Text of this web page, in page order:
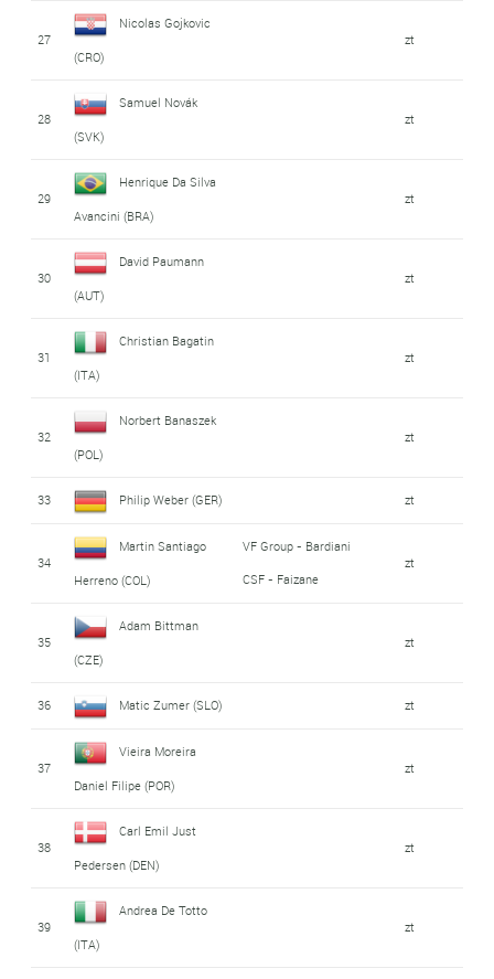
27
Nicolas Gojkovic
(CRO)
zt
28
Samuel Novák
(SVK)
zt
29
Henrique Da Silva
Avancini (BRA)
zt
30
David Paumann
(AUT)
zt
31
Christian Bagatin
(ITA)
zt
32
Norbert Banaszek
(POL)
zt
33 Philip Weber (GER) zt
34
Martin Santiago
Herreno (COL)
VF Group - Bardiani
CSF - Faizane
zt
35
Adam Bittman
(CZE)
zt
36 Matic Zumer (SLO) zt
37
Vieira Moreira
Daniel Filipe (POR)
zt
38
Carl Emil Just
Pedersen (DEN)
zt
39
Andrea De Totto
(ITA)
zt